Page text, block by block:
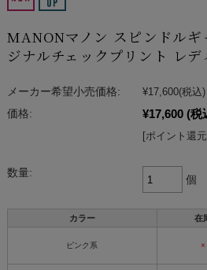
MANONマノン スピンドルギ
ジナルチェックプリント レデ
メーカー希望小売価格: ¥17,600(税込)
価格:
¥17,600 (税
[ポイント還
数量:
個
カラー 在
ピンク系 ×